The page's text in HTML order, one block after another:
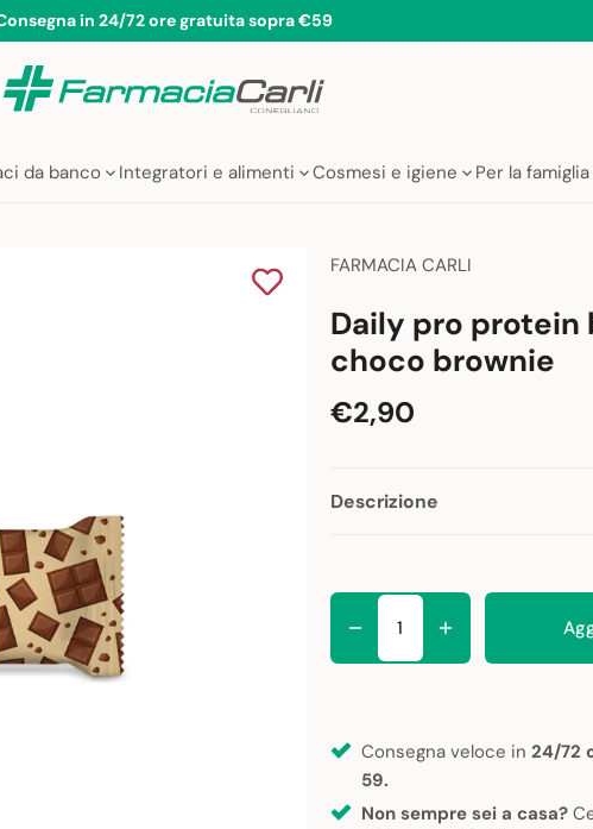
in 24/72 ore gratuita sopra €59
da banco Integratori e alimenti Cosmesi e igiene Per la famiglia
FARMACIA CARLI
Daily pro protein
choco brownie
€2,90
Descrizione
Consegna veloce in 24/72
59.
Non sempre sei a casa?